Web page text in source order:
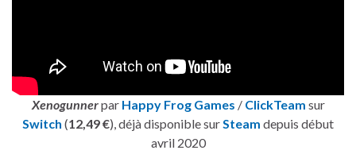
Xenogunnerpar Happy Frog Games / ClickTeam sur
Switch (12,49 €), déjà disponible surSteam depuis début
avril 2020